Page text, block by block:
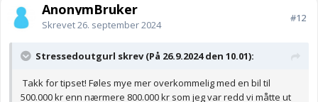
AnonymBruker
Skrevet26. september 2024
#12
Stressedoutgurl skrev (På 26.9.2024 den 10.01):
Takk for tipset! Føles mye mer overkommelig med en bil til
500.000 kr enn nærmere 800.000 kr som jeg var redd vi måtte ut